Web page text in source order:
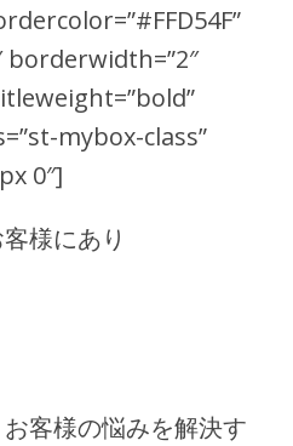
borderwidth=”2″
mybox-class”
0″]
様にあり
客様の悩みを解決す